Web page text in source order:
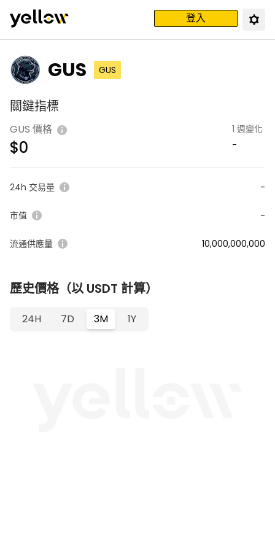
登入
GUS GUS
關鍵指標
GUS 價格
$0
1 週變化
-
24h 交易量 -
市值 -
流通供應量 10,000,000,000
歷史價格（以 USDT 計算）
24H 7D 3M 1Y